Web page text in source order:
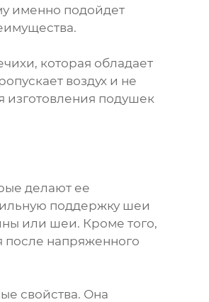
именно подойдет
которая обладает
воздух и не
изготовления подушек
делают ее
поддержку шеи
или шеи. Кроме того,
после напряженного
свойства. Она